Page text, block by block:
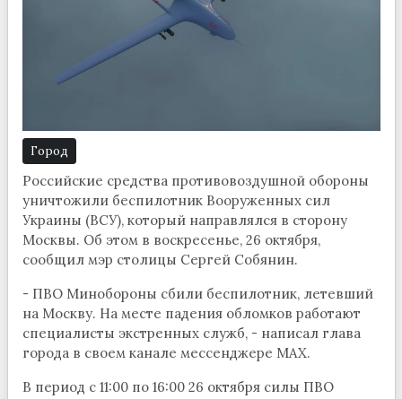
Город
Российские средства противовоздушной обороны
уничтожили беспилотник Вооруженных сил
Украины (ВСУ), который направлялся в сторону
Москвы. Об этом в воскресенье, 26 октября,
сообщил мэр столицы Сергей Собянин.
- ПВО Минобороны сбили беспилотник, летевший
на Москву. На месте падения обломков работают
специалисты экстренных служб, - написал глава
города в своем канале мессенджере MAX.
В период с 11:00 по 16:00 26 октября силы ПВО